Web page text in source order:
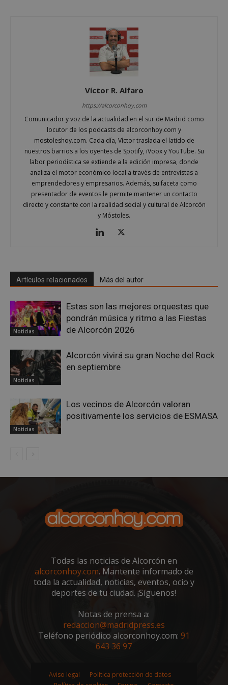
Víctor R. Alfaro
https://alcorconhoy.com
Comunicador y voz de la actualidad en el sur de Madrid como
locutor de los podcasts de alcorconhoy.com y
mostoleshoy.com. Cada día, Víctor traslada el latido de
nuestros barrios a los oyentes de Spotify, iVoox y YouTube. Su
labor periodística se extiende a la edición impresa, donde
analiza el motor económico local a través de entrevistas a
emprendedores y empresarios. Además, su faceta como
presentador de eventos le permite mantener un contacto
directo y constante con la realidad social y cultural de Alcorcón
y Móstoles.
Artículos relacionados Más del autor
Noticias
Estas son las mejores orquestas que
pondrán música y ritmo a las Fiestas
de Alcorcón 2026
Noticias
Alcorcón vivirá su gran Noche del Rock
en septiembre
Noticias
Los vecinos de Alcorcón valoran
positivamente los servicios de ESMASA
Todas las noticias de Alcorcón en
alcorconhoy.com. Mantente informado de
toda la actualidad, noticias, eventos, ocio y
deportes de tu ciudad. ¡Síguenos!
Notas de prensa a:
redaccion@madridpress.es
Teléfono periódico alcorconhoy.com: 91
643 36 97
Aviso legal
Política protección de datos
Cookies estrictamente necesarias
Cookies de rendimiento
Cookies de preferencias
Cookies de funcionalidad
Cookies no clasificadas
Las cookies estrictamente necesarias permiten la
funcionalidad principal del sitio web, como el
inicio de sesión de usuario y la gestión de cuentas.
El sitio web no se puede utilizar correctamente sin
las cookies estrictamente necesarias.
sp_landing
Spotify Inc.
.spotify.com